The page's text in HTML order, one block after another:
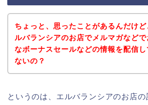
ちょっと、思ったことがあるんだけど
ルバランシアのお店でメルマガなど
なボーナスセールなどの情報を配信し
ないの？
というのは、エルバランシアのお店